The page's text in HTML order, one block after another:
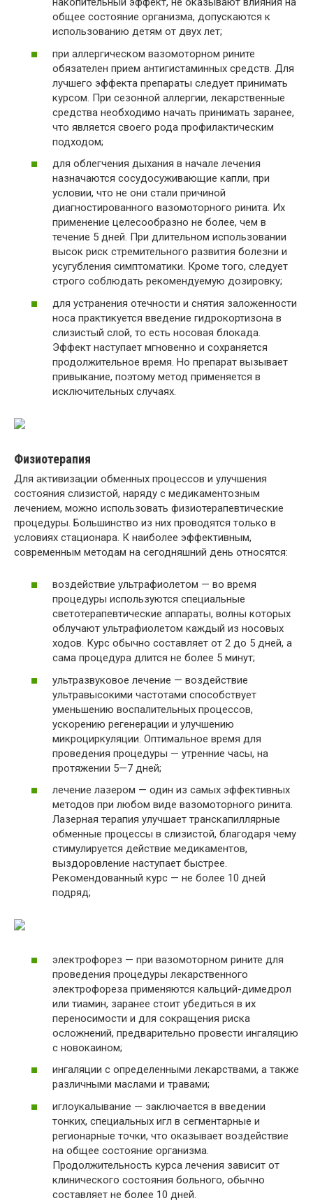
общее состояние организма, допускаются к
использованию детям от двух лет;
при аллергическом вазомоторном рините
обязателен прием антигистаминных средств. Для
лучшего эффекта препараты следует принимать
курсом. При сезонной аллергии, лекарственные
средства необходимо начать принимать заранее,
что является своего рода профилактическим
подходом;
для облегчения дыхания в начале лечения
назначаются сосудосуживающие капли, при
условии, что не они стали причиной
диагностированного вазомоторного ринита. Их
применение целесообразно не более, чем в
течение 5 дней. При длительном использовании
высок риск стремительного развития болезни и
усугубления симптоматики. Кроме того, следует
строго соблюдать рекомендуемую дозировку;
для устранения отечности и снятия заложенности
носа практикуется введение гидрокортизона в
слизистый слой, то есть носовая блокада.
Эффект наступает мгновенно и сохраняется
продолжительное время. Но препарат вызывает
привыкание, поэтому метод применяется в
исключительных случаях.
Физиотерапия
Для активизации обменных процессов и улучшения
состояния слизистой, наряду с медикаментозным
лечением, можно использовать физиотерапевтические
процедуры. Большинство из них проводятся только в
условиях стационара. К наиболее эффективным,
современным методам на сегодняшний день относятся:
воздействие ультрафиолетом — во время
процедуры используются специальные
светотерапевтические аппараты, волны которых
облучают ультрафиолетом каждый из носовых
ходов. Курс обычно составляет от 2 до 5 дней, а
сама процедура длится не более 5 минут;
ультразвуковое лечение — воздействие
ультравысокими частотами способствует
уменьшению воспалительных процессов,
ускорению регенерации и улучшению
микроциркуляции. Оптимальное время для
проведения процедуры — утренние часы, на
протяжении 5—7 дней;
лечение лазером — один из самых эффективных
методов при любом виде вазомоторного ринита.
Лазерная терапия улучшает транскапиллярные
обменные процессы в слизистой, благодаря чему
стимулируется действие медикаментов,
выздоровление наступает быстрее.
Рекомендованный курс — не более 10 дней
подряд;
электрофорез — при вазомоторном рините для
проведения процедуры лекарственного
электрофореза применяются кальций-димедрол
или тиамин, заранее стоит убедиться в их
переносимости и для сокращения риска
осложнений, предварительно провести ингаляцию
с новокаином;
ингаляции с определенными лекарствами, а также
различными маслами и травами;
иглоукалывание — заключается в введении
тонких, специальных игл в сегментарные и
регионарные точки, что оказывает воздействие
на общее состояние организма.
Продолжительность курса лечения зависит от
клинического состояния больного, обычно
составляет не более 10 дней.